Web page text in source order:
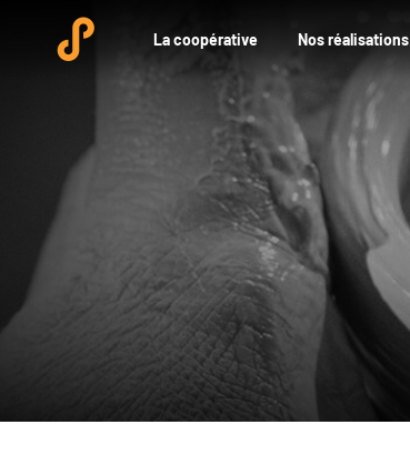
La coopérative Nos réalisations